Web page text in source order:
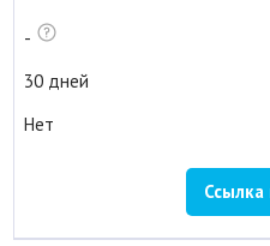
-
30 дней
Нет
Ссылка